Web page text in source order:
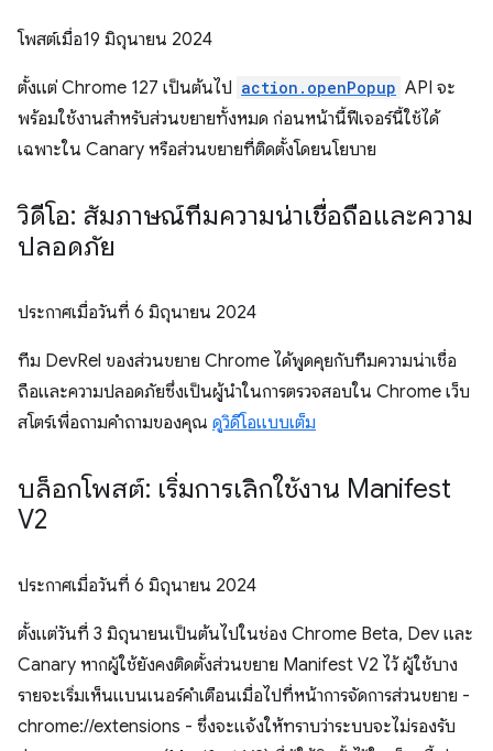
โพสต์เมื่อ19 มิถุนายน 2024
ตั้งแต่ Chrome 127 เป็นต้นไป action.openPopup API จะ
พร้อมใช้งานสำหรับส่วนขยายทั้งหมด ก่อนหน้านี้ฟีเจอร์นี้ใช้ได้
เฉพาะใน Canary หรือส่วนขยายที่ติดตั้งโดยนโยบาย
วิดีโอ: สัมภาษณ์ทีมความน่าเชื่อถือและความ
ปลอดภัย
ประกาศเมื่อวันที่ 6 มิถุนายน 2024
ทีม DevRel ของส่วนขยาย Chrome ได้พูดคุยกับทีมความน่าเชื่อ
ถือและความปลอดภัยซึ่งเป็นผู้นำในการตรวจสอบใน Chrome เว็บ
สโตร์เพื่อถามคำถามของคุณ ดูวิดีโอแบบเต็ม
บล็อกโพสต์: เริ่มการเลิกใช้งาน Manifest
V2
ประกาศเมื่อวันที่ 6 มิถุนายน 2024
ตั้งแต่วันที่ 3 มิถุนายนเป็นต้นไปในช่อง Chrome Beta, Dev และ
Canary หากผู้ใช้ยังคงติดตั้งส่วนขยาย Manifest V2 ไว้ ผู้ใช้บาง
รายจะเริ่มเห็นแบนเนอร์คำเตือนเมื่อไปที่หน้าการจัดการส่วนขยาย -
chrome://extensions - ซึ่งจะแจ้งให้ทราบว่าระบบจะไม่รองรับ